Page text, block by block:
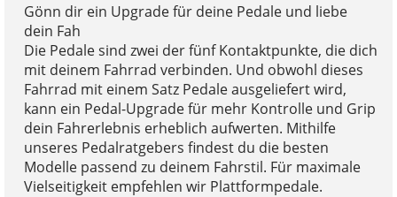
Gönn dir ein Upgrade für deine Pedale und liebe
dein Fah
Die Pedale sind zwei der fünf Kontaktpunkte, die dich
mit deinem Fahrrad verbinden. Und obwohl dieses
Fahrrad mit einem Satz Pedale ausgeliefert wird,
kann ein Pedal-Upgrade für mehr Kontrolle und Grip
dein Fahrerlebnis erheblich aufwerten. Mithilfe
unseres Pedalratgebers findest du die besten
Modelle passend zu deinem Fahrstil. Für maximale
Vielseitigkeit empfehlen wir Plattformpedale.